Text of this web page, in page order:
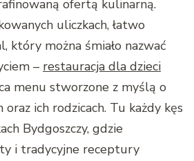
ofertą kulinarną.
uliczkach, łatwo
który można śmiało nazwać
– restauracja dla dzieci
menu stworzone z myślą o
oraz ich rodzicach. Tu każdy kęs
Bydgoszczy, gdzie
i tradycyjne receptury